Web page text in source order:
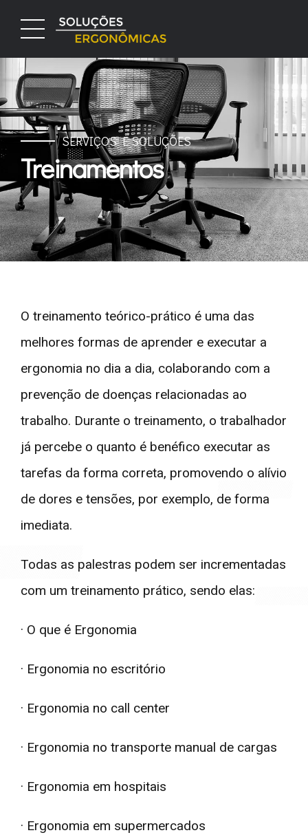
SERVIÇOS E SOLUÇÕES
Treinamentos
O treinamento teórico-prático é uma das
melhores formas de aprender e executar a
ergonomia no dia a dia, colaborando com a
prevenção de doenças relacionadas ao
trabalho. Durante o treinamento, o trabalhador
já percebe o quanto é benéfico executar as
tarefas da forma correta, promovendo o alívio
de dores e tensões, por exemplo, de forma
imediata.
Todas as palestras podem ser incrementadas
com um treinamento prático, sendo elas:
· O que é Ergonomia
· Ergonomia no escritório
· Ergonomia no call center
· Ergonomia no transporte manual de cargas
· Ergonomia em hospitais
· Ergonomia em supermercados